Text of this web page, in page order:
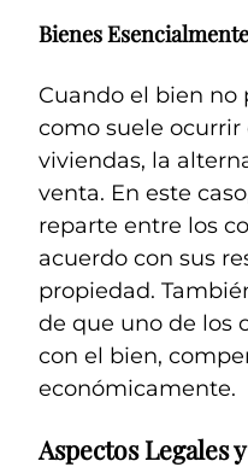
Bienes
Cuando el bien no
como suele
viviendas, la
venta. En este
reparte entre los
acuerdo con sus
propiedad.
de que uno de los
con el bien,
económicamente.
Aspectos Legales